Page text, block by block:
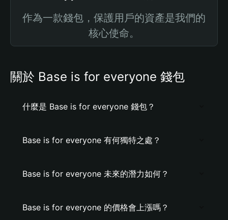
作為一款錢包，保護用戶的資產是我們的
核心使命。
關於 Base is for everyone 錢包
什麼是 Base is for everyone 錢包？
Base is for everyone 有何獨特之處？
Base is for everyone 未來的潛力如何？
Base is for everyone 的價格會上漲嗎？